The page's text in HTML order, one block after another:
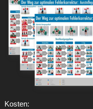
Kosten: